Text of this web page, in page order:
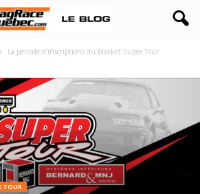
La période d’inscriptions du Bracket Super Tour
TOUR